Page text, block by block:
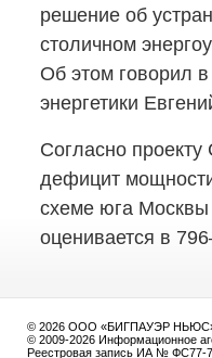
решение об
столичном
Об этом говорил
энергетики
Согласно
дефицит
схеме юга Москвы
оценивается в
© 2026 ООО «БИГПАУЭР
© 2009-2026 Информационное
Реестровая запись ИА № ФС77-